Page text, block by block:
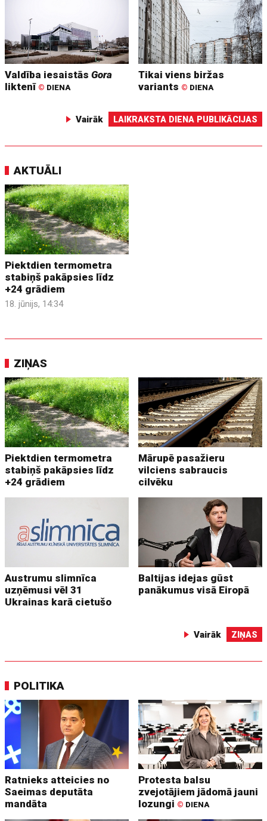
Valdība iesaistāsGora
liktenī © DIENA
Tikai viens biržas
variants © DIENA
Vairāk LAIKRAKSTA DIENA PUBLIKĀCIJAS
AKTUĀLI
Piektdien termometra
stabiņš pakāpsies līdz
+24 grādiem
18. jūnijs, 14:34
ZIŅAS
Piektdien termometra
stabiņš pakāpsies līdz
+24 grādiem
Mārupē pasažieru
vilciens sabraucis
cilvēku
Austrumu slimnīca
uzņēmusi vēl 31
Ukrainas karā cietušo
Baltijas idejas gūst
panākumus visā Eiropā
Vairāk ZIŅAS
POLITIKA
Ratnieks atteicies no
Saeimas deputāta
mandāta
Protesta balsu
zvejotājiem jādomā jauni
lozungi © DIENA